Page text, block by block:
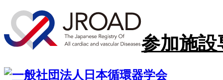
参加施設